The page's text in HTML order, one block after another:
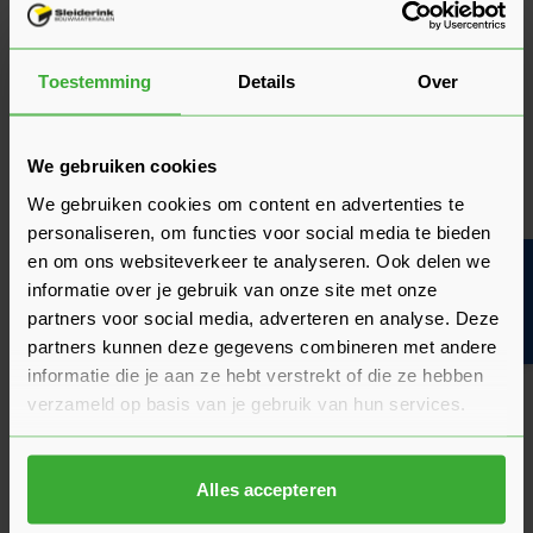
Toestemming Details Over
We gebruiken cookies
We gebruiken cookies om content en advertenties te
personaliseren, om functies voor social media te bieden
en om ons websiteverkeer te analyseren. Ook delen we
informatie over je gebruik van onze site met onze
partners voor social media, adverteren en analyse. Deze
partners kunnen deze gegevens combineren met andere
informatie die je aan ze hebt verstrekt of die ze hebben
verzameld op basis van je gebruik van hun services.
Alles accepteren
samenstelling heeft het een groot watervasthoudend
vermogen en levert het een prettig verwerkbare metselspecie
op, waarmee je duurzame metselwerken kunt opleveren.
Wit cementis vervaardigd uit 95-100% portlandcement en
kleur. Het witte cement heeft een fijne korrel met voldoende
druk, wat essentieel is voor het behoud van zijn sterkte en
duurzaamheid bij gebruik in diverse bouwtoepassingen.
Aanvullende benodigdheden voor het
maken van cement
Voor het maken van cement bieden we bij Sleiderink het
totaalpakket aan. Zo hebben we de standaardhoge
speciekuipom cement aan te maken enmixers voor het goed